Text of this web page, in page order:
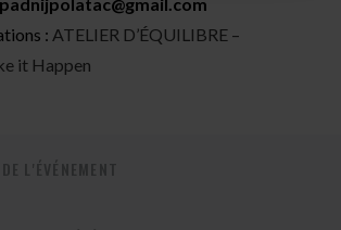
: ATELIER D’ÉQUILIBRE –
it Happen